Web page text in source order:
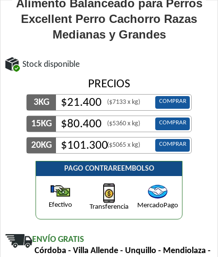
Alimento Balanceado para Perros
Excellent Perro Cachorro Razas
Medianas y Grandes
Stock disponible
PRECIOS
3KG $21.400 ($7133 x kg) COMPRAR
15KG $80.400 ($5360 x kg) COMPRAR
20KG $101.300($5065 x kg) COMPRAR
PAGO CONTRAREEMBOLSO
Efectivo Transferencia MercadoPago
ENVÍO GRATIS
Córdoba - Villa Allende - Unquillo - Mendiolaza -